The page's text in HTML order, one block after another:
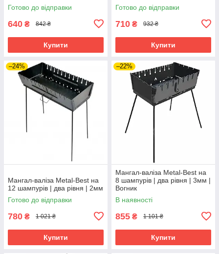
Готово до відправки
640 ₴ 842 ₴
Купити
Готово до відправки
710 ₴ 932 ₴
Купити
–24%
Мангал-валіза Metal-Best на
12 шампурів | два рівня | 2мм
Готово до відправки
780 ₴ 1 021 ₴
Купити
–22%
Мангал-валіза Metal-Best на
8 шампурів | два рівня | 3мм |
Вогник
В наявності
855 ₴ 1 101 ₴
Купити